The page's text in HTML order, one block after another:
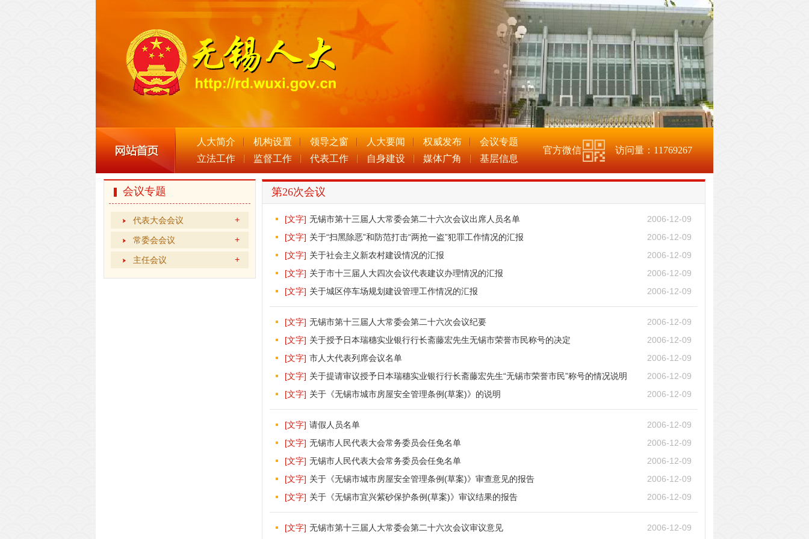
人大简介 机构设置 领导之窗 人大要闻 权威发布
会议专题
立法工作
监督工作 代表工作 自身建设 媒体广角 基层信息
官方微信 访问量： 11769267
会议专题
代表大会会议
常委会会议
主任会议
第26次会议
2006-12-09
[文字] 无锡市第十三届人大常委会第二十六次会议出席人员名单
2006-12-09
[文字] 关于“扫黑除恶”和防范打击“两抢一盗”犯罪工作情况的汇报
2006-12-09
[文字] 关于社会主义新农村建设情况的汇报
2006-12-09
[文字] 关于市十三届人大四次会议代表建议办理情况的汇报
2006-12-09
[文字] 关于城区停车场规划建设管理工作情况的汇报
2006-12-09
[文字] 无锡市第十三届人大常委会第二十六次会议纪要
2006-12-09
[文字] 关于授予日本瑞穗实业银行行长斋藤宏先生无锡市荣誉市民称号的决定
2006-12-09
[文字] 市人大代表列席会议名单
2006-12-09
[文字] 关于提请审议授予日本瑞穗实业银行行长斋藤宏先生“无锡市荣誉市民”称号的情况说明
2006-12-09
[文字] 关于《无锡市城市房屋安全管理条例(草案)》的说明
2006-12-09
[文字] 请假人员名单
2006-12-09
[文字] 无锡市人民代表大会常务委员会任免名单
2006-12-09
[文字] 无锡市人民代表大会常务委员会任免名单
2006-12-09
[文字] 关于《无锡市城市房屋安全管理条例(草案)》审查意见的报告
2006-12-09
[文字] 关于《无锡市宜兴紫砂保护条例(草案)》审议结果的报告
2006-12-09
[文字] 无锡市第十三届人大常委会第二十六次会议审议意见